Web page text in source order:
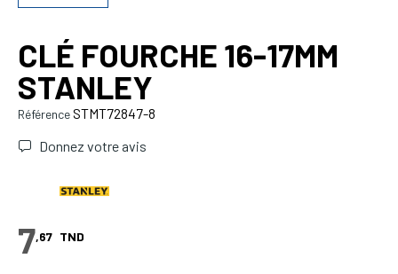
CLÉ FOURCHE 16-17MM
STANLEY
RéférenceSTMT72847-8
Donnez votre avis
7,67 TND